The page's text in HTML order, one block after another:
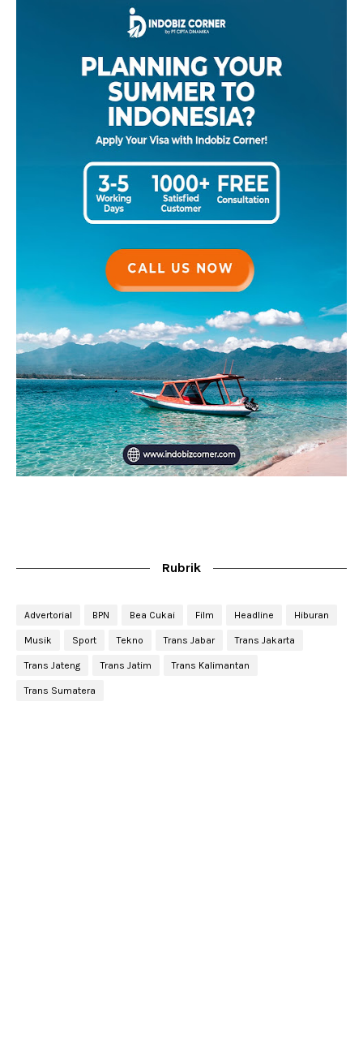
Rubrik
Advertorial BPN Bea Cukai Film Headline Hiburan
Musik Sport Tekno Trans Jabar Trans Jakarta
Trans Jateng Trans Jatim Trans Kalimantan
Trans Sumatera